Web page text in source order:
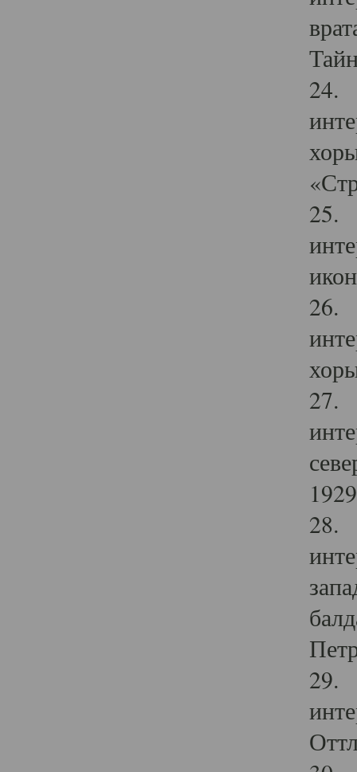
24.
25.
26.
27.
28.
29.